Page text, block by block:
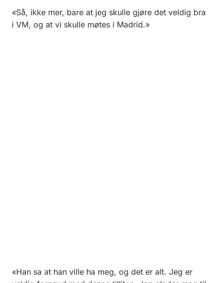
«Så, ikke mer, bare at jeg skulle gjøre det veldig bra
i VM, og at vi skulle møtes i Madrid.»
«Han sa at han ville ha meg, og det er alt. Jeg er